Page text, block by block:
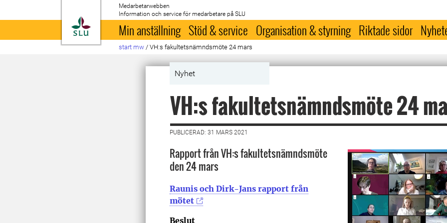
Till startsida
Medarbetarwebben
Information och service för medarbetare på SLU
Min anställning Stöd & service Organisation & styrning Riktade sidor
start mw / VH:s fakultetsnämndsmöte 24 mars
Nyhet
VH:s fakultetsnämndsmöte 24
PUBLICERAD: 31 MARS 2021
Rapport från VH:s fakultetsnämndsmöte
den 24 mars
Raunis och Dirk-Jans rapport från
mötet
Beslut